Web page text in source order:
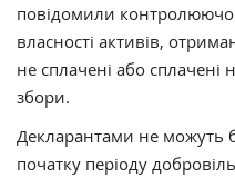
повідомили
власності активів,
не сплачені або сплачені
збори.
Декларантами не можуть
початку періоду